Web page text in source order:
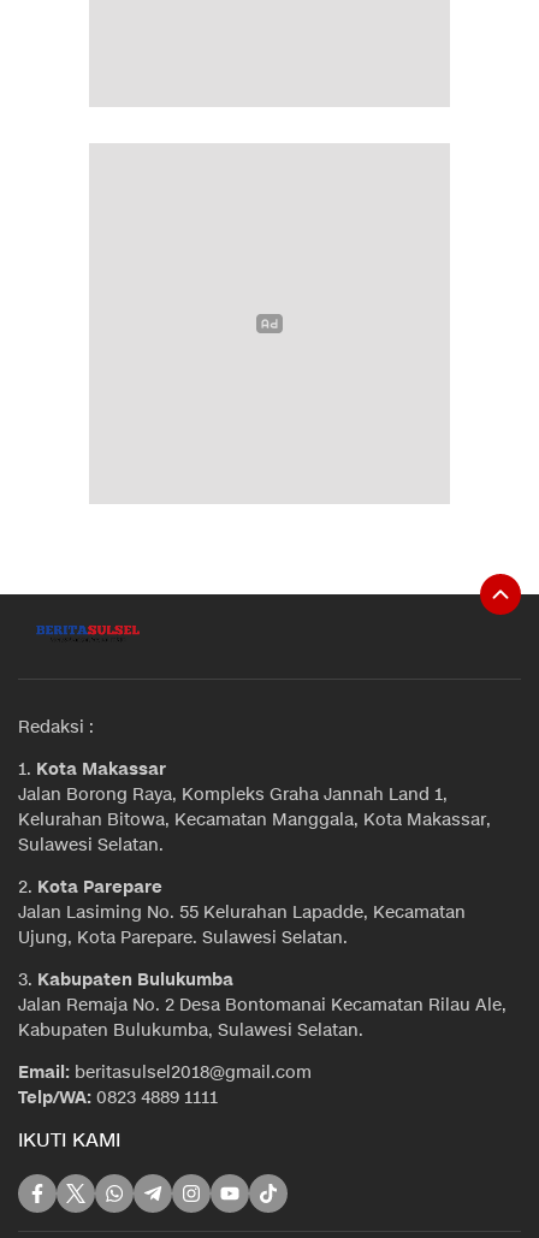
Redaksi :
1. Kota Makassar
Jalan Borong Raya, Kompleks Graha Jannah Land 1,
Kelurahan Bitowa, Kecamatan Manggala, Kota Makassar,
Sulawesi Selatan.
2. Kota Parepare
Jalan Lasiming No. 55 Kelurahan Lapadde, Kecamatan
Ujung, Kota Parepare. Sulawesi Selatan.
3. Kabupaten Bulukumba
Jalan Remaja No. 2 Desa Bontomanai Kecamatan Rilau Ale,
Kabupaten Bulukumba, Sulawesi Selatan.
Email: beritasulsel2018@gmail.com
Telp/WA: 0823 4889 1111
IKUTI KAMI